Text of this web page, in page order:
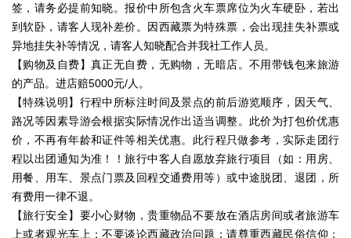
签，请务必提前知晓。报价中所包含火车票席位为火车硬卧，若出
到软卧，请客人现补差价。因西藏票为特殊票，会出现挂失补票或
异地挂失补等情况，请客人知晓配合并我社工作人员。
【购物及自费】真正无自费，无购物，无暗店。不用带钱包来旅游
的产品。进店赔5000元/人。
【特殊说明】行程中所标注时间及景点的前后游览顺序，因天气、
路况等因素导游会根据实际情况作出适当调整。此价为打包价优惠
价，不再有年龄和证件等相关优惠。此行程只做参考，实际走团行
程以出团通知为准！！旅行中客人自愿放弃旅行项目（如：用房、
用餐、用车、景点门票及回程交通费用等）或中途脱团、退团，所
有费用一律不退。
【旅行安全】要小心财物，贵重物品不要放在酒店房间或者旅游车
上或者观光车上；不要谈论西藏政治问题；请尊重西藏民俗信仰；